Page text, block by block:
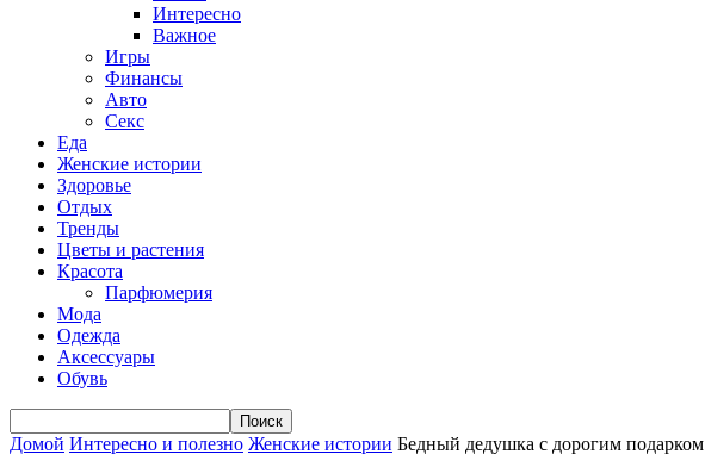
Интересно
Важное
Игры
Финансы
Авто
Секс
Еда
Женские истории
Здоровье
Отдых
Тренды
Цветы и растения
Красота
Парфюмерия
Мода
Одежда
Аксессуары
Обувь
Домой Интересно и полезно Женские истории Бедный дедушка с дорогим подарком